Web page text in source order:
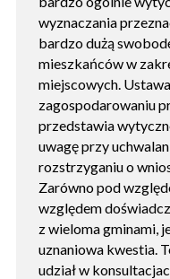
wyznaczania
bardzo dużą
mieszkańców w
miejscowych.
zagospodarowaniu
przedstawia
uwagę przy
rozstrzyganiu o
Zarówno pod
względem
z wieloma gminami,
uznaniowa kwestia.
udział w